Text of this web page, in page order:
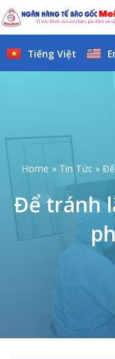
Skip
to
content
Tiếng Việt
Home Tin Tức
Để tránh